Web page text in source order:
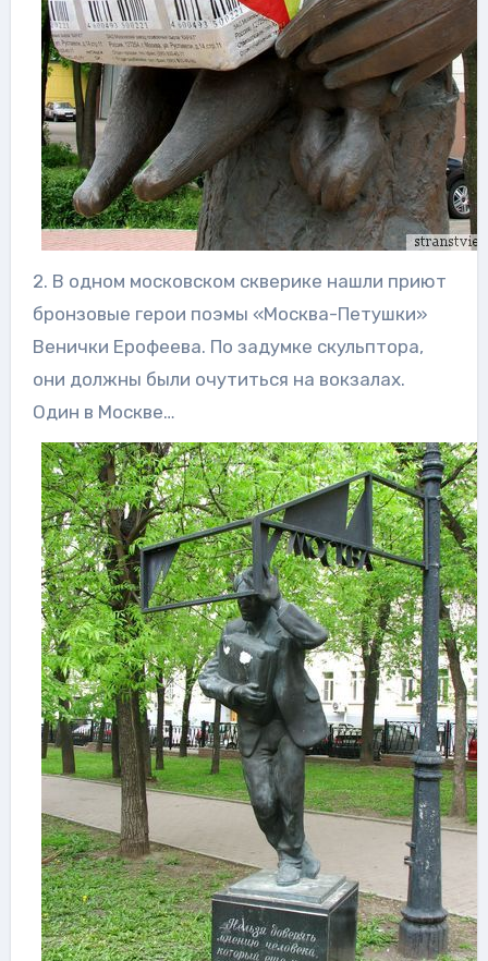
2. В одном московском скверике нашли приют
бронзовые герои поэмы «Москва-Петушки»
Венички Ерофеева. По задумке скульптора,
они должны были очутиться на вокзалах.
Один в Москве…